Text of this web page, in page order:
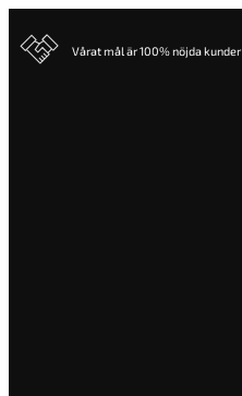
Vårat mål är 100% nöjda kunder